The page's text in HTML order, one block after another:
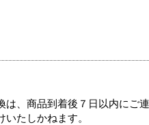
は、商品到着後７日以内にご
たしかねます。